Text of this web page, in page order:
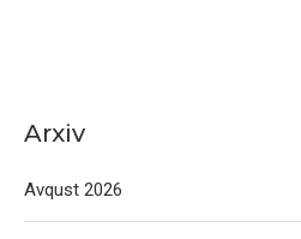
Arxiv
Avqust 2026